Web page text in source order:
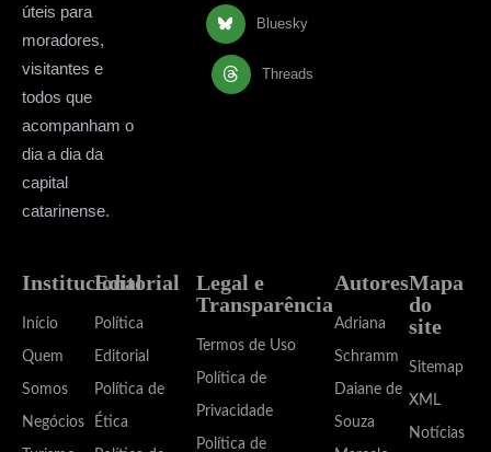
úteis para
moradores,
visitantes e
todos que
acompanham o
dia a dia da
capital
catarinense.
Bluesky
Threads
Institucional
Início
Quem
Somos
Negócios
Editorial
Política
Editorial
Política de
Ética
Legal e
Transparência
Termos de Uso
Política de
Privacidade
Política de
Autores
Adriana
Schramm
Daiane de
Souza
Mapa
do
site
Sitemap
XML
Notícias